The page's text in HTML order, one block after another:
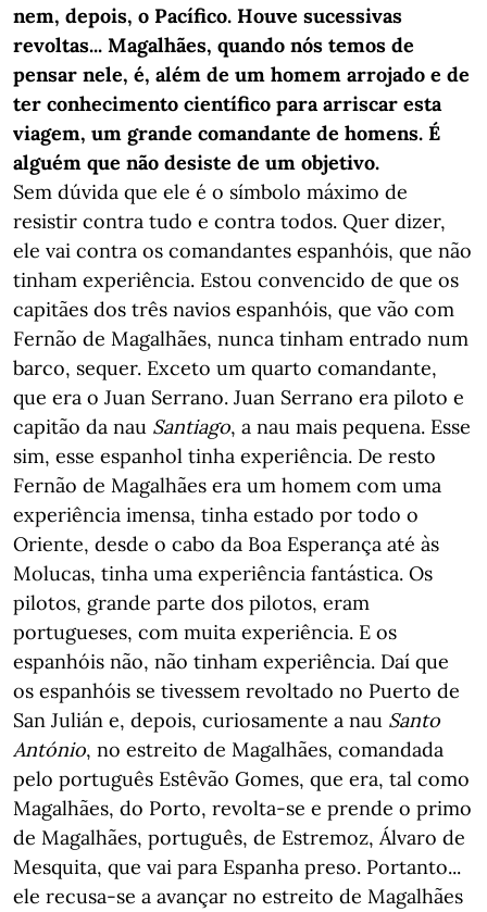
nem, depois, o Pacífico. Houve sucessivas
revoltas... Magalhães, quando nós temos de
pensar nele, é, além de um homem arrojado e de
ter conhecimento científico para arriscar esta
viagem, um grande comandante de homens. É
alguém que não desiste de um objetivo.
Sem dúvida que ele é o símbolo máximo de
resistir contra tudo e contra todos. Quer dizer,
ele vai contra os comandantes espanhóis, que não
tinham experiência. Estou convencido de que os
capitães dos três navios espanhóis, que vão com
Fernão de Magalhães, nunca tinham entrado num
barco, sequer. Exceto um quarto comandante,
que era o Juan Serrano. Juan Serrano era piloto e
capitão da nau Santiago, a nau mais pequena. Esse
sim, esse espanhol tinha experiência. De resto
Fernão de Magalhães era um homem com uma
experiência imensa, tinha estado por todo o
Oriente, desde o cabo da Boa Esperança até às
Molucas, tinha uma experiência fantástica. Os
pilotos, grande parte dos pilotos, eram
portugueses, com muita experiência. E os
espanhóis não, não tinham experiência. Daí que
os espanhóis se tivessem revoltado no Puerto de
San Julián e, depois, curiosamente a nau Santo
António, no estreito de Magalhães, comandada
pelo português Estêvão Gomes, que era, tal como
Magalhães, do Porto, revolta-se e prende o primo
de Magalhães, português, de Estremoz, Álvaro de
Mesquita, que vai para Espanha preso. Portanto...
ele recusa-se a avançar no estreito de Magalhães